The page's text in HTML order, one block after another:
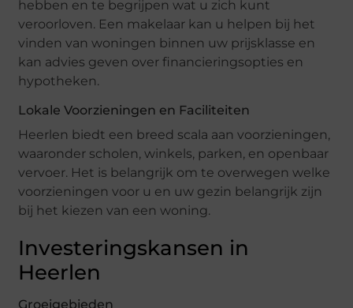
hebben en te begrijpen wat u zich kunt
veroorloven. Een makelaar kan u helpen bij het
vinden van woningen binnen uw prijsklasse en
kan advies geven over financieringsopties en
hypotheken.
Lokale Voorzieningen en Faciliteiten
Heerlen biedt een breed scala aan voorzieningen,
waaronder scholen, winkels, parken, en openbaar
vervoer. Het is belangrijk om te overwegen welke
voorzieningen voor u en uw gezin belangrijk zijn
bij het kiezen van een woning.
Investeringskansen in
Heerlen
Groeigebieden